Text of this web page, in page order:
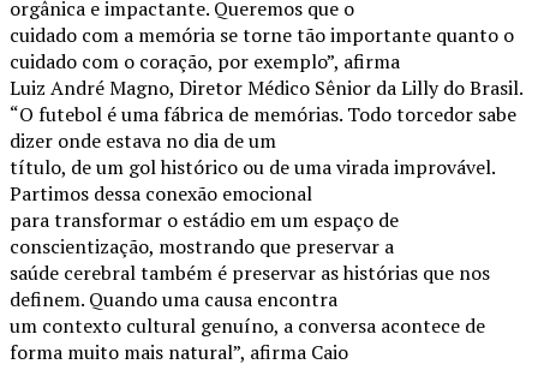
orgânica e impactante. Queremos que o
cuidado com a memória se torne tão importante quanto o
cuidado com o coração, por exemplo”, afirma
Luiz André Magno, Diretor Médico Sênior da Lilly do Brasil.
“O futebol é uma fábrica de memórias. Todo torcedor sabe
dizer onde estava no dia de um
título, de um gol histórico ou de uma virada improvável.
Partimos dessa conexão emocional
para transformar o estádio em um espaço de
conscientização, mostrando que preservar a
saúde cerebral também é preservar as histórias que nos
definem. Quando uma causa encontra
um contexto cultural genuíno, a conversa acontece de
forma muito mais natural”, afirma Caio